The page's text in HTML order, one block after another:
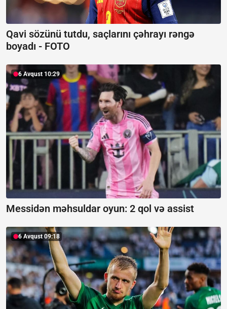
Qavi sözünü tutdu, saçlarını çəhrayı rəngə
boyadı - FOTO
6 Avqust 10:29
Messidən məhsuldar oyun: 2 qol və assist
6 Avqust 09:18